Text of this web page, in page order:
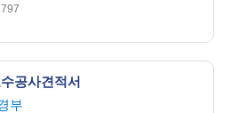
공사견적서
부